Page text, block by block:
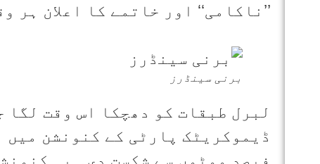
’’ناکامی‘‘ اور خاتمے کا اعلان ہر
برنی سینڈرز
لبرل طبقات کو دھچکا اس وقت
فیصد ووٹوں سے شکست دی۔ یہ